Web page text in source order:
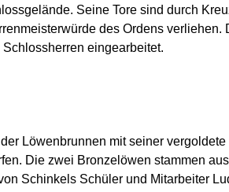
Seine Tore sind durch
des Ordens
eingearbeitet.
Löwenbrunnen mit seiner
Die zwei Bronzelöwen stammen
Schinkels Schüler und Mitarbeiter